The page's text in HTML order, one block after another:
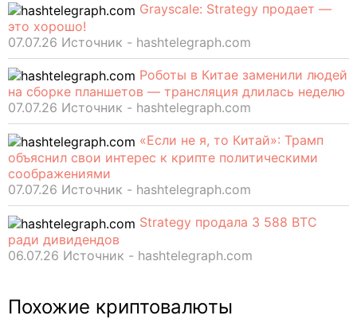
Grayscale: Strategy продает —
это хорошо!
07.07.26 Источник - hashtelegraph.com
Роботы в Китае заменили людей
на сборке планшетов — трансляция длилась неделю
07.07.26 Источник - hashtelegraph.com
«Если не я, то Китай»: Трамп
объяснил свои интерес к крипте политическими
соображениями
07.07.26 Источник - hashtelegraph.com
Strategy продала 3 588 BTC
ради дивидендов
06.07.26 Источник - hashtelegraph.com
Похожие криптовалюты